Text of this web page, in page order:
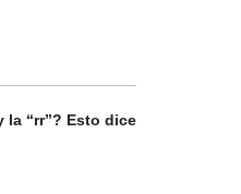
la “rr”? Esto dice